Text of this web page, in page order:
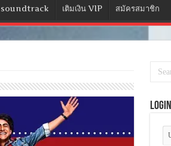
soundtrack เติมเงิน VIP สมัครสมาชิก
Login